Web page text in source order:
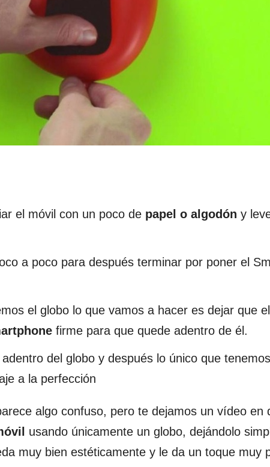
el móvil con un poco de papel o algodón y
a poco para después terminar por poner el
el globo lo que vamos a hacer es dejar que
firme para que quede adentro de él.
del globo y después lo único que
a la perfección
algo confuso, pero te dejamos un vídeo en
usando únicamente un globo, dejándolo
muy bien estéticamente y le da un toque muy